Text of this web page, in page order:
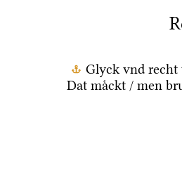
Glyck vnd recht
Dat maͤckt / men